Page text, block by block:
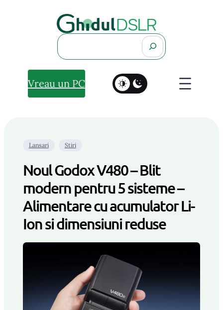
Search
Vreau un PC
Lansari Stiri
Noul Godox V480 – Blit
modern pentru 5 sisteme –
Alimentare cu acumulator Li-
Ion si dimensiuni reduse